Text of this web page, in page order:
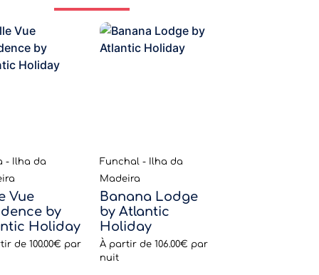
- Ilha da
Vue
by
Holiday
de100.00€ par
Funchal - Ilha da
Madeira
Banana Lodge
by Atlantic
Holiday
À partir de106.00€ par
nuit